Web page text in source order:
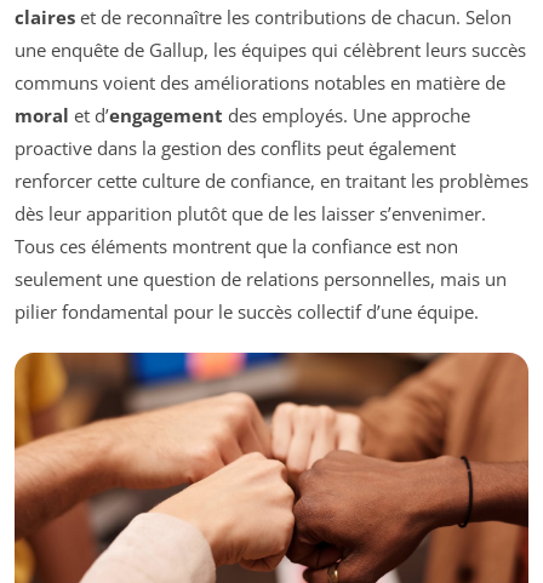
claires et de reconnaître les contributions de chacun. Selon
une enquête de Gallup, les équipes qui célèbrent leurs succès
communs voient des améliorations notables en matière de
moral et d’engagement des employés. Une approche
proactive dans la gestion des conflits peut également
renforcer cette culture de confiance, en traitant les problèmes
dès leur apparition plutôt que de les laisser s’envenimer.
Tous ces éléments montrent que la confiance est non
seulement une question de relations personnelles, mais un
pilier fondamental pour le succès collectif d’une équipe.